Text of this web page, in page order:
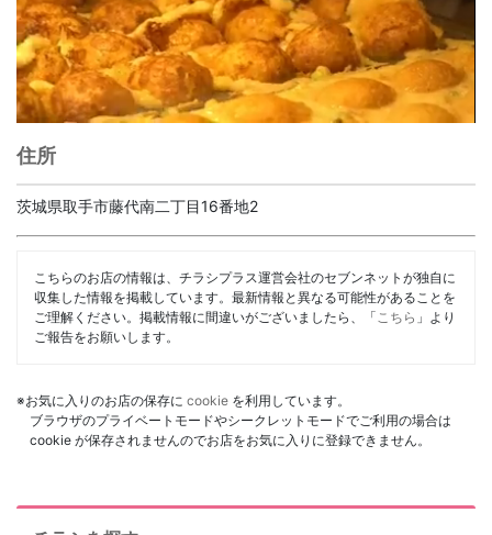
住所
茨城県取手市藤代南二丁目16番地2
こちらのお店の情報は、チラシプラス運営会社のセブンネットが独自に
収集した情報を掲載しています。最新情報と異なる可能性があることを
ご理解ください。掲載情報に間違いがございましたら、「 こちら 」より
ご報告をお願いします。
※お気に入りのお店の保存に cookie を利用しています。
ブラウザのプライベートモードやシークレットモードでご利用の場合は
cookie が保存されませんのでお店をお気に入りに登録できません。